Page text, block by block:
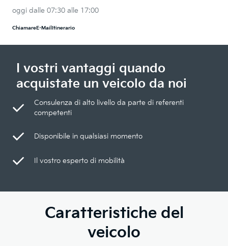
oggi dalle 07:30 alle 17:00
ChiamareE-Mail Itinerario
I vostri vantaggi quando
acquistate un veicolo da noi
Consulenza di alto livello da parte di referenti
competenti
Disponibile in qualsiasi momento
Il vostro esperto di mobilità
Caratteristiche del
veicolo